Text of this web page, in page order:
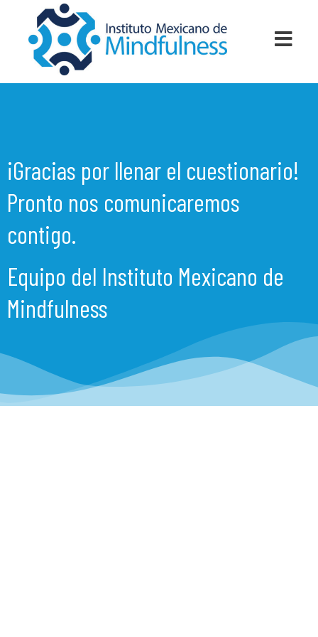
¡Gracias por llenar el cuestionario!
Pronto nos comunicaremos
contigo.
Equipo del Instituto Mexicano de
Mindfulness